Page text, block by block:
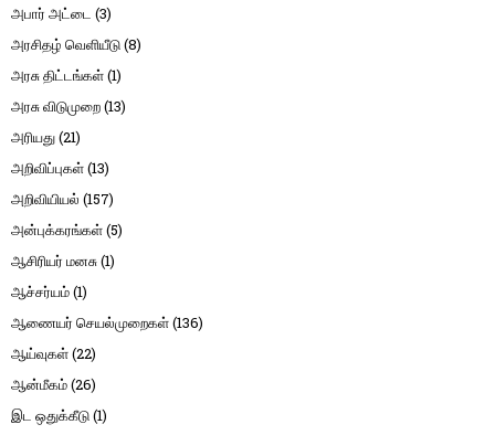
அபார் அட்டை (3)
அரசிதழ் வெளியீடு(8)
அரசு திட்டங்கள்(1)
அரசு விடுமுறை(13)
அரியது(21)
அறிவிப்புகள்(13)
அறிவியியல் (157)
அன்புக்கரங்கள்(5)
ஆசிரியர் மனசு(1)
ஆச்சர்யம்(1)
ஆணையர் செயல்முறைகள்(136)
ஆய்வுகள்(22)
ஆன்மீகம்(26)
இட ஒதுக்கீடு(1)